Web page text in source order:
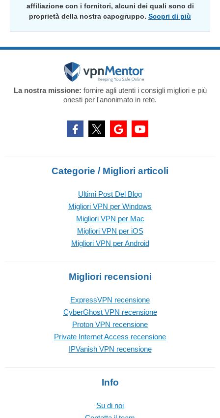
affiliazione con i fornitori, alcuni dei quali sono di
proprietà della nostra capogruppo. Scopri di più
La nostra missione: fornire agli utenti i consigli migliori e più
onesti per l'anonimato in rete.
Categorie / Migliori articoli
Ultimi Post Del Blog
Migliori VPN per Windows
Migliori VPN per Mac
Migliori VPN per iOS
Migliori VPN per Android
Migliori recensioni
ExpressVPN recensione
CyberGhost VPN recensione
Proton VPN recensione
Private Internet Access recensione
IPVanish VPN recensione
Info
Su di noi